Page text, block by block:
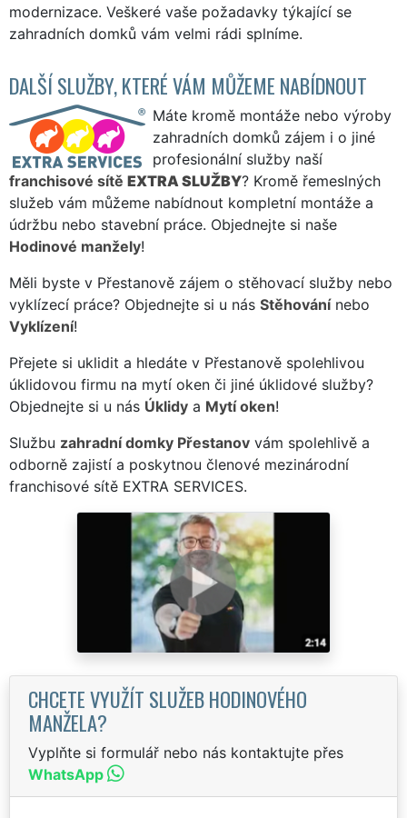
modernizace. Veškeré vaše požadavky týkající se
zahradních domků vám velmi rádi splníme.
DALŠÍ SLUŽBY, KTERÉ VÁM MŮŽEME NABÍDNOUT
Máte kromě montáže nebo výroby
zahradních domků zájem i o jiné
profesionální služby naší
franchisové sítě EXTRA SLUŽBY? Kromě řemeslných
služeb vám můžeme nabídnout kompletní montáže a
údržbu nebo stavební práce. Objednejte si naše
Hodinové manžely!
Měli byste v Přestanově zájem o stěhovací služby nebo
vyklízecí práce? Objednejte si u nás Stěhovánínebo
Vyklízení!
Přejete si uklidit a hledáte v Přestanově spolehlivou
úklidovou firmu na mytí oken či jiné úklidové služby?
Objednejte si u nás Úklidy a Mytí oken!
Službu zahradní domky Přestanov vám spolehlivě a
odborně zajistí a poskytnou členové mezinárodní
franchisové sítě EXTRA SERVICES.
CHCETE VYUŽÍT SLUŽEB HODINOVÉHO
MANŽELA?
Vyplňte si formulář nebo nás kontaktujte přes
WhatsApp